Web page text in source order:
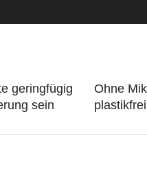
geringfügig
sein
Ohne
plastikfrei